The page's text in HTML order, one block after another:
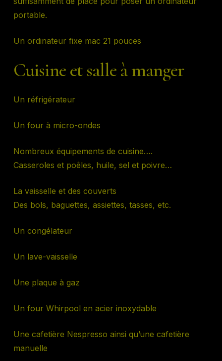
portable.
Un ordinateur fixe mac 21 pouces
Cuisine et salle à manger
Un réfrigérateur
Un four à micro-ondes
Nombreux équipements de cuisine….
Casseroles et poêles, huile, sel et poivre…
La vaisselle et des couverts
Des bols, baguettes, assiettes, tasses, etc.
Un congélateur
Un lave-vaisselle
Une plaque à gaz
Un four Whirpool en acier inoxydable
Une cafetière Nespresso ainsi qu’une cafetière
manuelle